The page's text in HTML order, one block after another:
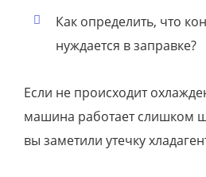
Как определить, что
нуждается в заправке?
Если не происходит
машина работает слишком
вы заметили утечку